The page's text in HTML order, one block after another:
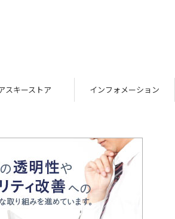
スキーストア インフォメーション